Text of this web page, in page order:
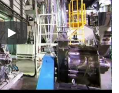
Turbo Değirmeni Öğütme